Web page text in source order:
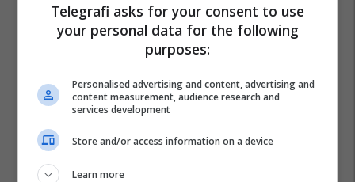
Telegrafi asks for your consent to use
your personal data for the following
purposes:
Personalised advertising and content, advertising and
content measurement, audience research and
services development
Store and/or access information on a device
Learn more